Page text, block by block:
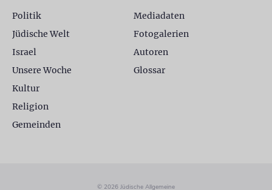
Politik
Jüdische Welt
Israel
Unsere Woche
Kultur
Religion
Gemeinden
Mediadaten
Fotogalerien
Autoren
Glossar
© 2026 Jüdische Allgemeine